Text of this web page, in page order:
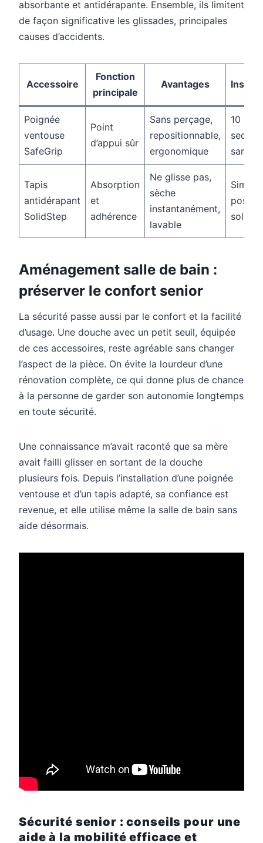
absorbante et antidérapante. Ensemble, ils limitent
de façon significative les glissades, principales
causes d’accidents.
Accessoire
Fonction
principale
Avantages
Poignée
ventouse
SafeGrip
Point
d’appui sûr
Sans perçage,
repositionnable,
ergonomique
10
sans
Tapis
antidérapant
SolidStep
Absorption
et
adhérence
Ne glisse pas,
sèche
instantanément,
lavable
Simple
pose
sol
Aménagement salle de bain :
préserver le confort senior
La sécurité passe aussi par le confort et la facilité
d’usage. Une douche avec un petit seuil, équipée
de ces accessoires, reste agréable sans changer
l’aspect de la pièce. On évite la lourdeur d’une
rénovation complète, ce qui donne plus de chance
à la personne de garder son autonomie longtemps
en toute sécurité.
Une connaissance m’avait raconté que sa mère
avait failli glisser en sortant de la douche
plusieurs fois. Depuis l’installation d’une poignée
ventouse et d’un tapis adapté, sa confiance est
revenue, et elle utilise même la salle de bain sans
aide désormais.
Sécurité senior : conseils pour une
aide à la mobilité efficace et